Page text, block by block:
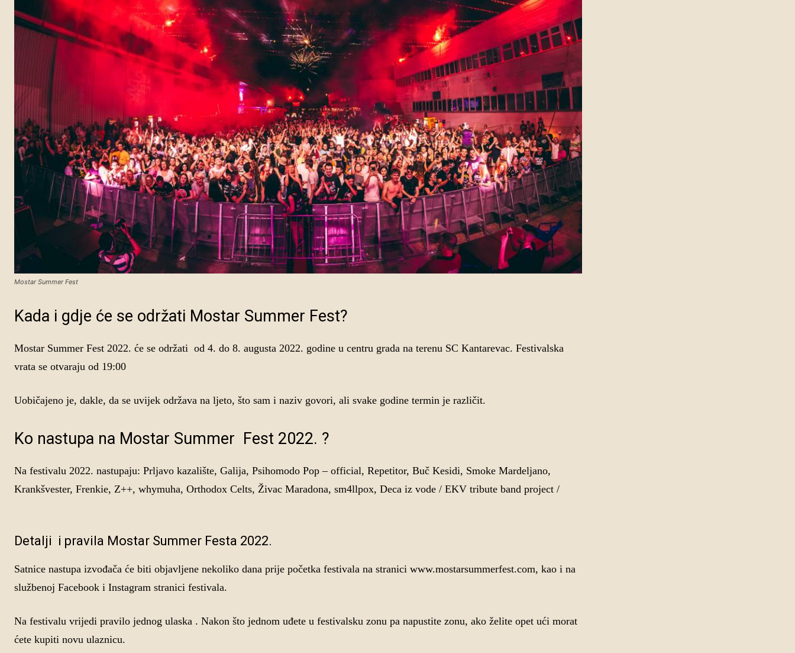
Mostar Summer Fest
Kada i gdje će se održati Mostar Summer Fest?
Mostar Summer Fest 2022. će se održati od 4. do 8. augusta 2022. godine u centru grada na terenu SC Kantarevac. Festivalska
vrata se otvaraju od 19:00
Uobičajeno je, dakle, da se uvijek održava na ljeto, što sam i naziv govori, ali svake godine termin je različit.
Ko nastupa na Mostar Summer Fest 2022. ?
Na festivalu 2022. nastupaju: Prljavo kazalište, Galija, Psihomodo Pop – official, Repetitor, Buč Kesidi, Smoke Mardeljano,
Krankšvester, Frenkie, Z++, whymuha, Orthodox Celts, Živac Maradona, sm4llpox, Deca iz vode / EKV tribute band project /
Detalji i pravila Mostar Summer Festa 2022.
Satnice nastupa izvođača će biti objavljene nekoliko dana prije početka festivala na stranici www.mostarsummerfest.com, kao i na
službenoj Facebook i Instagram stranici festivala.
Na festivalu vrijedi pravilo jednog ulaska . Nakon što jednom uđete u festivalsku zonu pa napustite zonu, ako želite opet ući morat
ćete kupiti novu ulaznicu.